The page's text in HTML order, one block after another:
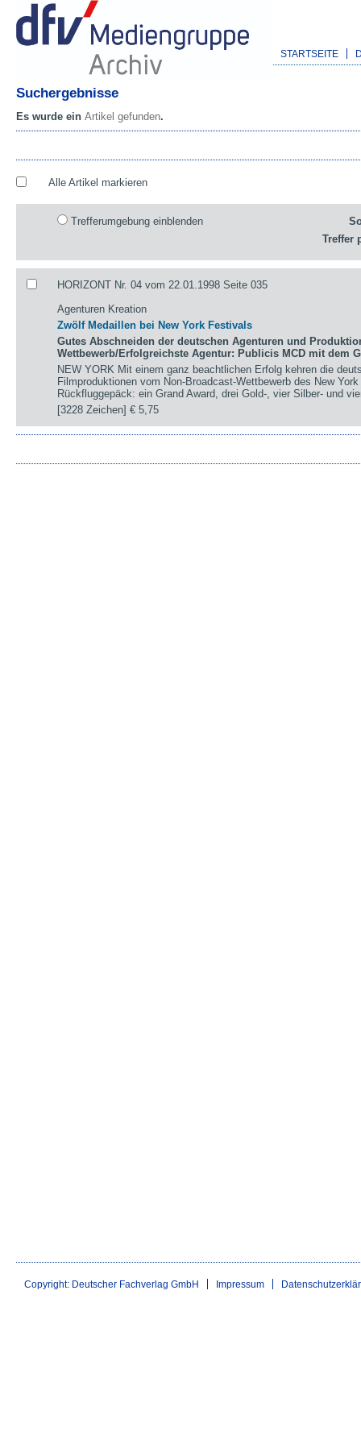
STARTSEITE
Suchergebnisse
Es wurde ein Artikel gefunden.
Alle Artikel markieren
Trefferumgebung einblenden
Treffer
HORIZONT Nr. 04 vom 22.01.1998 Seite 035
Agenturen Kreation
Zwölf Medaillen bei New York Festivals
Gutes Abschneiden der deutschen Agenturen und
Wettbewerb/Erfolgreichste Agentur: Publicis MCD mit dem
NEW YORK Mit einem ganz beachtlichen Erfolg kehren die
Filmproduktionen vom Non-Broadcast-Wettbewerb des New
Rückfluggepäck: ein Grand Award, drei Gold-, vier Silber- und
[3228 Zeichen]€ 5,75
Copyright: Deutscher Fachverlag GmbH Impressum